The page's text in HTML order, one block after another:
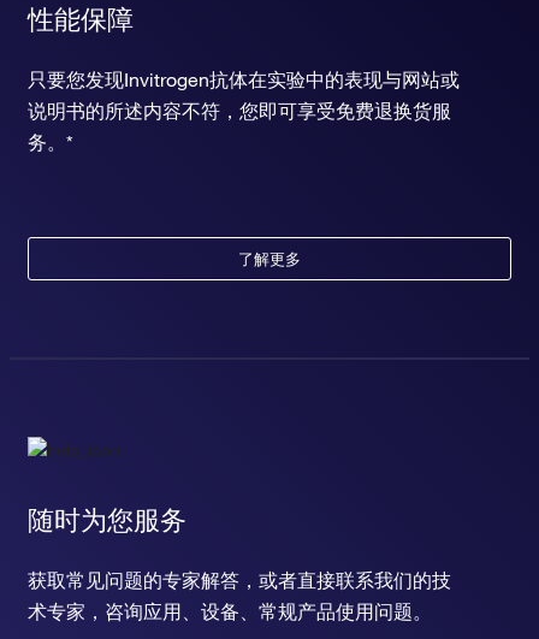
性能保障
只要您发现Invitrogen抗体在实验中的表现与网站或
说明书的所述内容不符，您即可享受免费退换货服
务。*
了解更多
随时为您服务
获取常见问题的专家解答，或者直接联系我们的技
术专家，咨询应用、设备、常规产品使用问题。